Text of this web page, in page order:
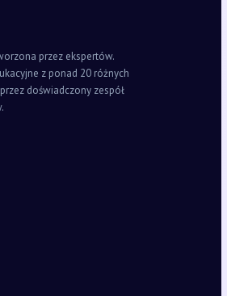
przez ekspertów.
z ponad 20 różnych
doświadczony zespół